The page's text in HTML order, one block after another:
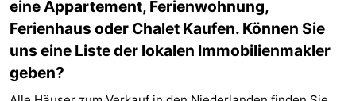
eine Appartement, Ferienwohnung,
Ferienhaus oder Chalet Kaufen. Können Sie
uns eine Liste der lokalen Immobilienmakler
geben?